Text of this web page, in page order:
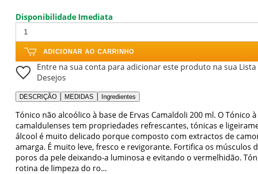
Disponibilidade Imediata
ADICIONAR AO CARRINHO
Entre na sua conta para adicionar este produto na sua Lista
Desejos
DESCRIÇÃO MEDIDAS Ingredientes
Tónico não alcoólico à base de Ervas Camaldoli 200 ml. O Tónico
camaldulenses tem propriedades refrescantes, tónicas e
álcool é muito delicado porque composto com extractos de
amarga. É muito leve, fresco e revigorante. Fortifica os músculos
poros da pele deixando-a luminosa e evitando o vermelhidão.
rotina de limpeza do ro...